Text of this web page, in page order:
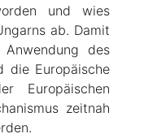
und wies
ab. Damit
des
die Europäische
Europäischen
zeitnah